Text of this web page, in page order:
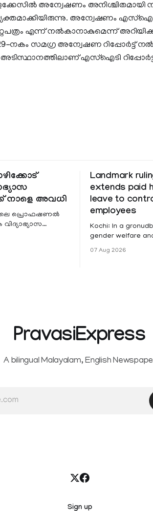
അന്വേഷണം അനിശ്ചിതമായി
അന്വേഷണം
എന്ന് നല്‍കാനാകുമെന്ന്
നകം സമഗ്ര അന്വേഷണ റിപ്പോര്‍ട്ട്
അടിസ്ഥാനത്തിലാണ് എസ്‌ഐടി
നാളെ അവധി
പ്രൊഫഷണൽ
തീരദേശ
Landmark
extends paid
leave to
employees
Kochi: In a
gender welfare
female
07 Aug 2026
PravasiExpress
A bilingual Malayalam, English
Sign up